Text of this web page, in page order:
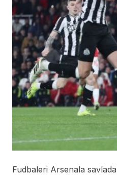
Fudbaleri Arsenala